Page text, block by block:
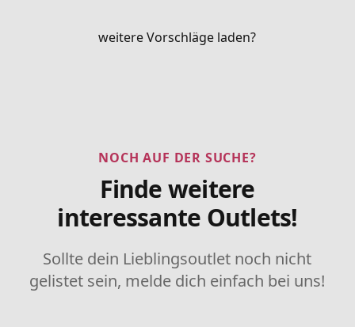
weitere Vorschläge laden?
NOCH AUF DER SUCHE?
Finde weitere
interessante Outlets!
Sollte dein Lieblingsoutlet noch nicht
gelistet sein, melde dich einfach bei uns!